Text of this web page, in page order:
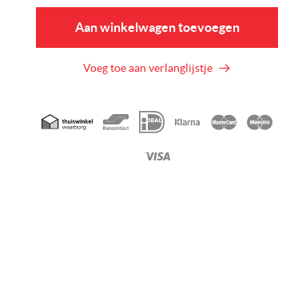
Aan winkelwagen toevoegen
Voeg toe aan verlanglijstje
Geaccepteerde
betaalmethoden